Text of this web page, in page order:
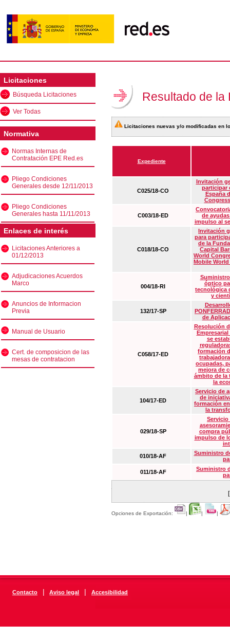
Licitaciones
Búsqueda Licitaciones
Ver Todas
Normativa
Normas Internas de
Contratación EPE Red.es
Pliego Condiciones
Generales desde 12/11/2013
Pliego Condiciones
Generales hasta 11/11/2013
Enlaces de interés
Licitaciones Anteriores a
01/12/2013
Adjudicaciones Acuerdos
Marco
Anuncios de Informacion
Previa
Manual de Usuario
Cert. de composicion de las
mesas de contratacion
Resultado de la
Licitaciones nuevas y/o modificadas en
Expediente
C025/18-CO
Invitación
participar
España
C003/18-ED
de
impulso al
C018/18-CO
Invitación
para
de la
Capital
World
Mobile
004/18-RI
óptico
tecnológica
y
132/17-SP
de
C058/17-ED
Resolución
Empresarial
se
formación
ocupadas,
mejora de
ámbito de la
la
104/17-ED
Servicio de
de
formación
la
029/18-SP
Servicio
compra
impulso de
010/18-AF
Suministro
011/18-AF
Suministro
Opciones de Exportación: | | |
Contacto | Aviso legal | Accesibilidad